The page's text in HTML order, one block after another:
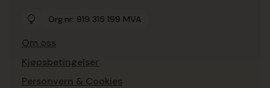
Org.nr: 919 315 199 MVA
Om oss
Kjøpsbetingelser
Personvern & Cookies